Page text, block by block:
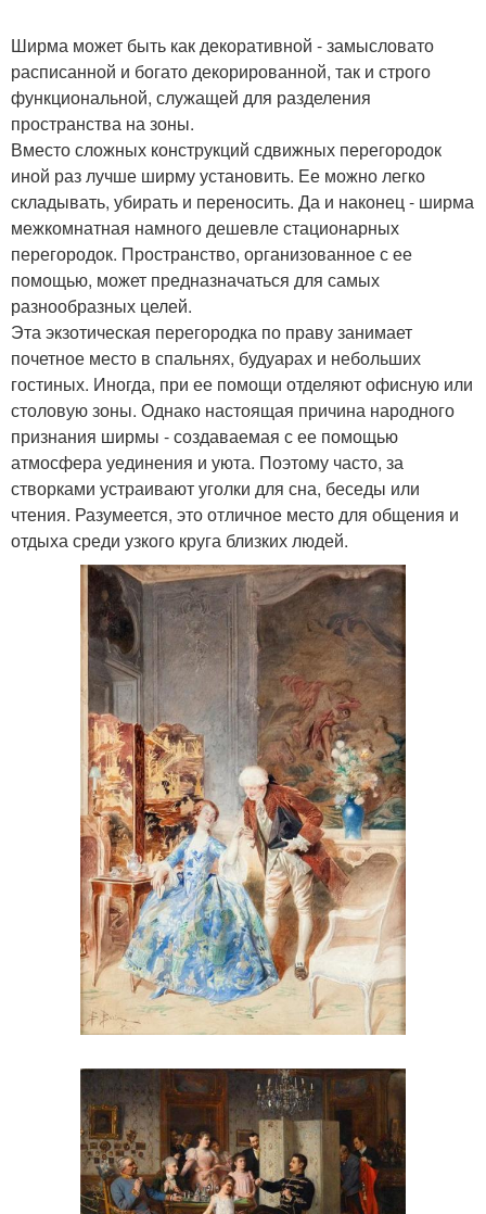
Ширма может быть как декоративной - замысловато
расписанной и богато декорированной, так и строго
функциональной, служащей для разделения
пространства на зоны.
Вместо сложных конструкций сдвижных перегородок
иной раз лучше ширму установить. Ее можно легко
складывать, убирать и переносить. Да и наконец - ширма
межкомнатная намного дешевле стационарных
перегородок. Пространство, организованное с ее
помощью, может предназначаться для самых
разнообразных целей.
Эта экзотическая перегородка по праву занимает
почетное место в спальнях, будуарах и небольших
гостиных. Иногда, при ее помощи отделяют офисную или
столовую зоны. Однако настоящая причина народного
признания ширмы - создаваемая с ее помощью
атмосфера уединения и уюта. Поэтому часто, за
створками устраивают уголки для сна, беседы или
чтения. Разумеется, это отличное место для общения и
отдыха среди узкого круга близких людей.